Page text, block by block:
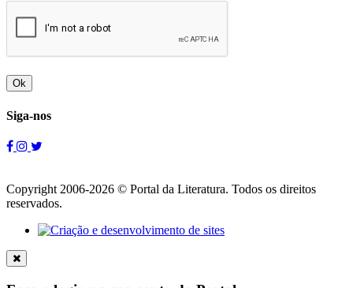
Ok
Siga-nos
Copyright 2006-2026 © Portal da Literatura. Todos os direitos
reservados.